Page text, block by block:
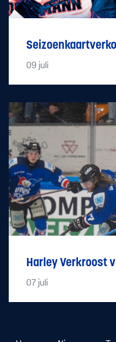
09 juli
Harley Verkroost
07 juli